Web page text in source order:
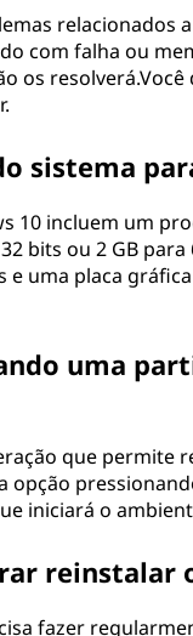
relacionados
com falha ou
os
sistema
10 incluem um
bits ou 2 GB
uma placa
uma
que permite
opção
iniciará o
reinstalar
fazer